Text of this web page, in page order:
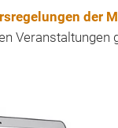
der
Veranstaltungen